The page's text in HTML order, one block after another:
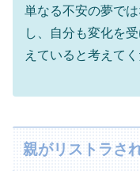
単なる不安の夢で
し、自分も変化を
えていると考えてく
親がリストラさ